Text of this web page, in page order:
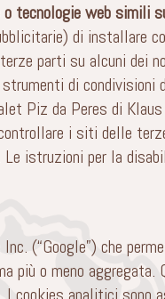
tecnologie web simili
di installare
parti su alcuni dei
di
Piz da Peres di
i siti delle
istruzioni per la
(“Google”) che
o meno